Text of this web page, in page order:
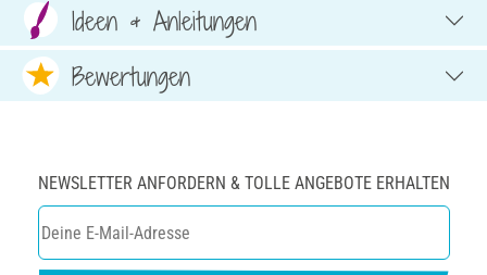
Ideen & Anleitungen
Bewertungen
NEWSLETTER ANFORDERN & TOLLE ANGEBOTE ERHALTEN